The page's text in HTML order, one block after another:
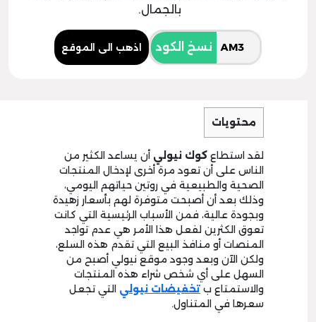
بالجمال.
نسخ الكود اذهب الى الموقع
محتويات
لقد استطاع كوك نيولي أن يساعد الكثير من
الناس على أن تعود مرة أخرى لإدخال المنتجات
الصحية والطبيعية في روتين حياتهم اليومي،
وذلك بعد أن أصبحت متوفرة لهم بأسعار زهيدة
وبجودة عالية، فمن الأسباب الرئيسية التي كانت
تعوق الكثرين لفعل هذا الأمر هي عدم تواجد
المنصات أو منافذ البيع التي تقدم هذه السلع،
ولكن الآن وبعد وجود موقع نيولي أصبح من
السهل على أي شخص شراء هذه المنتجات
والاستمتاع ب تخفيضات نيولي التي تجعل
سعرها في المتناول.